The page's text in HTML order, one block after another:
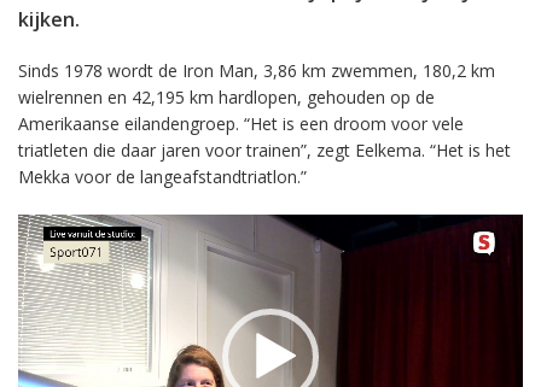
kijken.
Sinds 1978 wordt de Iron Man, 3,86 km zwemmen, 180,2 km
wielrennen en 42,195 km hardlopen, gehouden op de
Amerikaanse eilandengroep. “Het is een droom voor vele
triatleten die daar jaren voor trainen”, zegt Eelkema. “Het is het
Mekka voor de langeafstandtriatlon.”
Videospeler